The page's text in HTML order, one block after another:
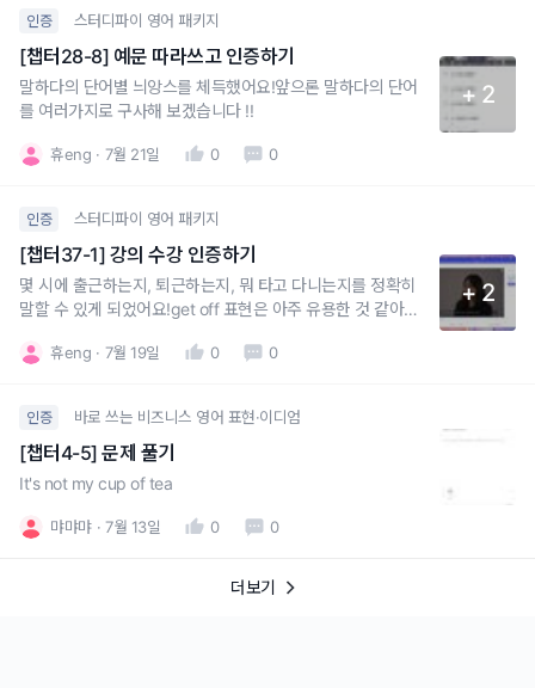
인증 스터디파이 영어 패키지
[챕터28-8] 예문 따라쓰고 인증하기
말하다의 단어별 늬앙스를 체득했어요!앞으론 말하다의 단어
를 여러가지로 구사해 보겠습니다 !!
+ 2
휴eng 7월 21일 0 0
인증 스터디파이 영어 패키지
[챕터37-1] 강의 수강 인증하기
몇 시에 출근하는지, 퇴근하는지, 뭐 타고 다니는지를 정확히
말할 수 있게 되었어요!get off 표현은 아주 유용한 것 같아요.
+ 2
휴eng 7월 19일 0 0
인증 바로 쓰는 비즈니스 영어 표현·이디엄
[챕터4-5] 문제 풀기
It's not my cup of tea
먀먀먀 7월 13일 0 0
더보기